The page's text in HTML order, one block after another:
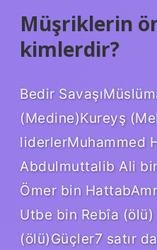
Müşriklerin
kimlerdir?
Bedir
(Medine)Kureyş
liderlerMuhammed
Abdulmuttalib Ali
Ömer bin
Utbe bin Rebîa
(ölü)Güçler7 satır